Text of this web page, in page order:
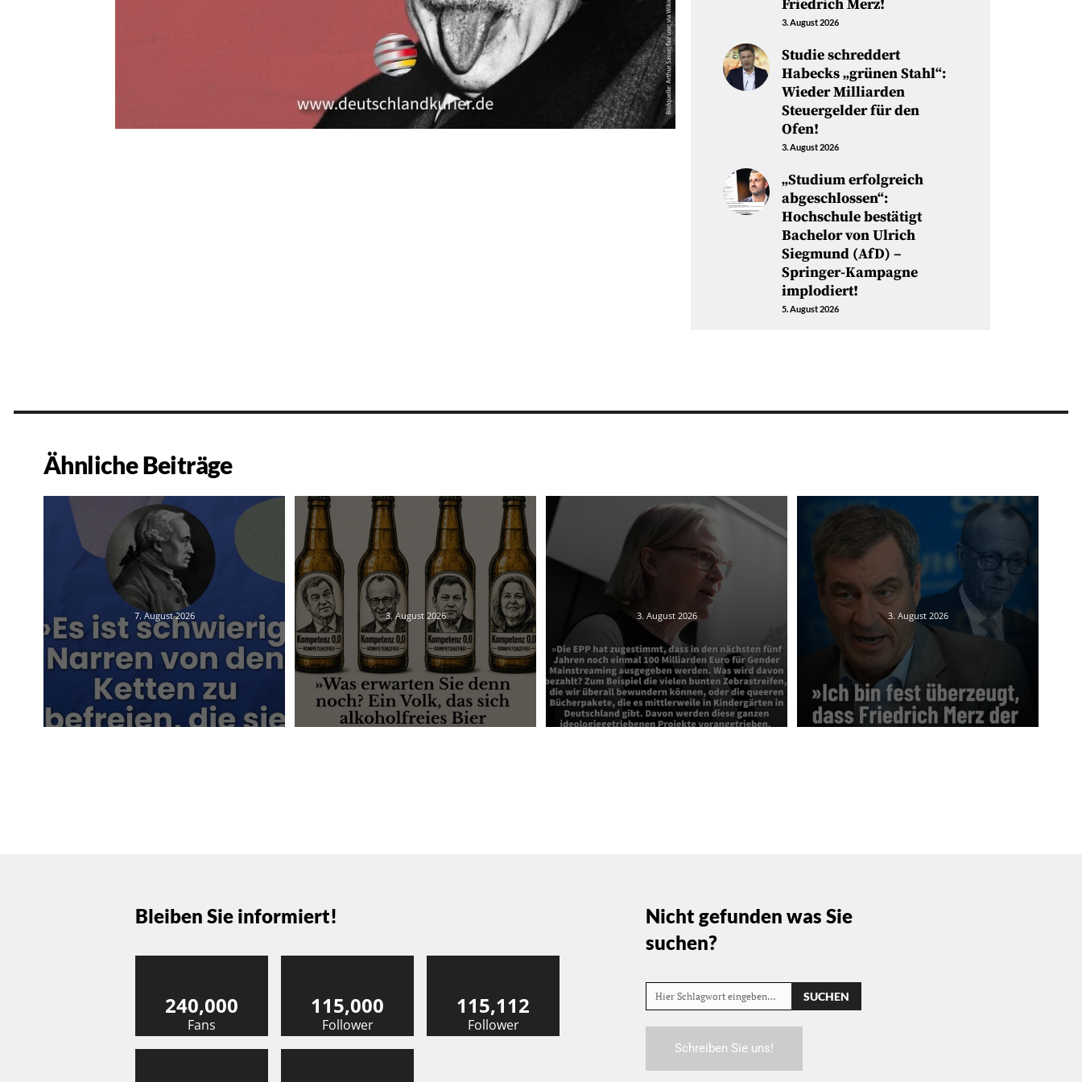
Friedrich Merz!
3. August 2026
Studie schreddert
Habecks „grünen Stahl“:
Wieder Milliarden
Steuergelder für den
Ofen!
3. August 2026
„Studium erfolgreich
abgeschlossen“:
Hochschule bestätigt
Bachelor von Ulrich
Siegmund (AfD) –
Springer-Kampagne
implodiert!
5. August 2026
Ähnliche Beiträge
7. August 2026 3. August 2026 3. August 2026 3. August 2026
Bleiben Sie informiert!
240,000
Fans
115,000
Follower
115,112
Follower
Nicht gefunden was Sie
suchen?
Hier Schlagwort eingeben… SUCHEN
Schreiben Sie uns!